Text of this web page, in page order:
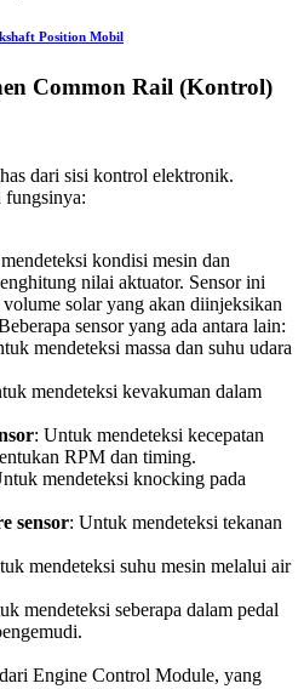
Position Mobil
Common Rail (Kontrol)
dari sisi kontrol elektronik.
fungsinya:
kondisi mesin dan
nilai aktuator. Sensor ini
solar yang akan diinjeksikan
sensor yang ada antara lain:
mendeteksi massa dan suhu udara
mendeteksi kevakuman dalam
: Untuk mendeteksi kecepatan
RPM dan timing.
mendeteksi knocking pada
sensor: Untuk mendeteksi tekanan
mendeteksi suhu mesin melalui air
mendeteksi seberapa dalam pedal
Engine Control Module, yang